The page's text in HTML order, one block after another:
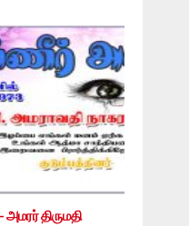
திருமதி